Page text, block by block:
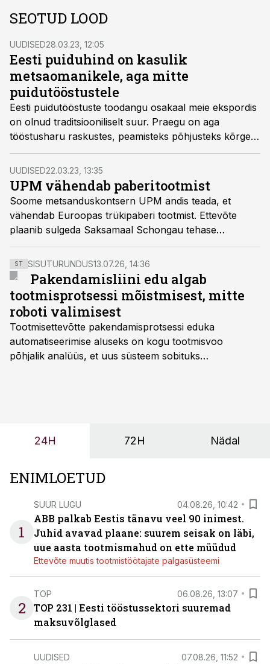
SEOTUD LOOD
UUDISED28.03.23, 12:05
Eesti puiduhind on kasulik
metsaomanikele, aga mitte
puidutööstustele
Eesti puidutööstuste toodangu osakaal meie ekspordis
on olnud traditsiooniliselt suur. Praegu on aga
tööstusharu raskustes, peamisteks põhjusteks kõrged
tooraine- ja energiahinnad.
UUDISED22.03.23, 13:35
UPM vähendab paberitootmist
Soome metsanduskontsern UPM andis teada, et
vähendab Euroopas trükipaberi tootmist. Ettevõte
plaanib sulgeda Saksamaal Schongau tehase
paberimasina, samuti lõpetatakse ajalehepaberi
tootmine Austrias Steyrermühli tehases.
ST SISUTURUNDUS13.07.26, 14:36
Pakendamisliini edu algab
tootmisprotsessi mõistmisest, mitte
roboti valimisest
Tootmisettevõtte pakendamisprotsessi eduka
automatiseerimise aluseks on kogu tootmisvoo
põhjalik analüüs, et uus süsteem sobituks
OÜ tegevjuht Sander Mitendorf.
24H 72H Nädal
ENIMLOETUD
1
SUUR LUGU 04.08.26, 10:42
ABB palkab Eestis tänavu veel 90 inimest.
Juhid avavad plaane: suurem seisak on läbi,
uue aasta tootmismahud on ette müüdud
Ettevõte muutis tootmistöötajate palgasüsteemi
2
TOP 06.08.26, 13:07
TOP 231 | Eesti tööstussektori suuremad
maksuvõlglased
UUDISED 07.08.26, 11:52